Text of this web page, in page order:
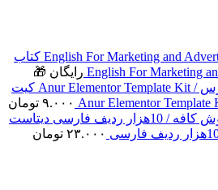
کتاب
رایگان 🎁
کیت
۹.۰۰۰ تومان
دیتاست
۲۳.۰۰۰ تومان